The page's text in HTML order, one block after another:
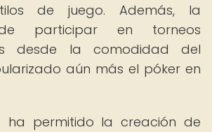
de juego. Además, la
participar en torneos
desde la comodidad del
aún más el póker en
ha permitido la creación de